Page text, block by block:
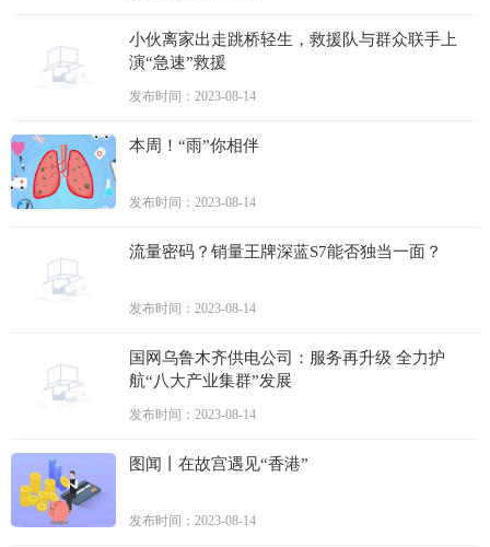
小伙离家出走跳桥轻生，救援队与群众联手上
演“急速”救援
发布时间：2023-08-14
本周！“雨”你相伴
发布时间：2023-08-14
流量密码？销量王牌深蓝S7能否独当一面？
发布时间：2023-08-14
国网乌鲁木齐供电公司：服务再升级 全力护
航“八大产业集群”发展
发布时间：2023-08-14
图闻丨在故宫遇见“香港”
发布时间：2023-08-14